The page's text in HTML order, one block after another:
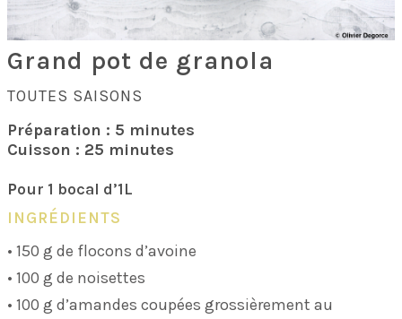
Grand pot de granola
TOUTES SAISONS
Préparation : 5 minutes
Cuisson : 25 minutes
Pour 1 bocal d’1L
INGRÉDIENTS
• 150 g de flocons d’avoine
• 100 g de noisettes
• 100 g d’amandes coupées grossièrement au